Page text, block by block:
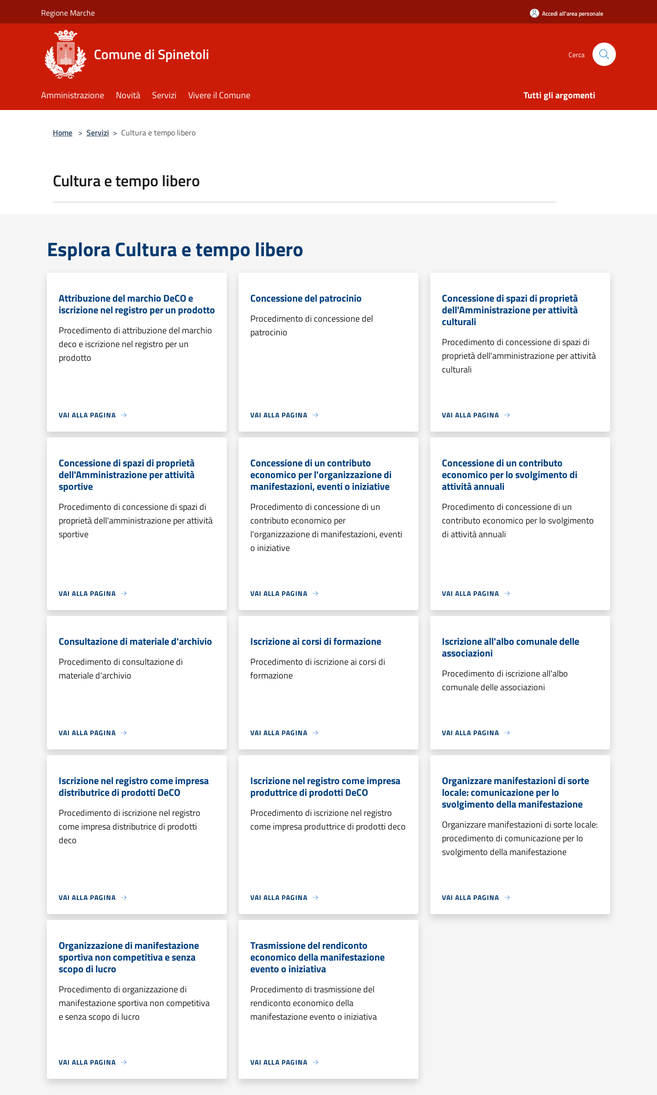
Regione Marche Accedi all'area personale
Comune di Spinetoli Cerca
Amministrazione Novità Servizi Vivere il Comune Tutti gli argomenti
Home > Servizi > Cultura e tempo libero
Cultura e tempo libero
Esplora Cultura e tempo libero
Attribuzione del marchio DeCO e
iscrizione nel registro per un prodotto
Procedimento di attribuzione del marchio
deco e iscrizione nel registro per un
prodotto
VAI ALLA PAGINA
Concessione del patrocinio
Procedimento di concessione del
patrocinio
VAI ALLA PAGINA
Concessione di spazi di proprietà
dell'Amministrazione per attività
culturali
Procedimento di concessione di spazi di
proprietà dell'amministrazione per attività
culturali
VAI ALLA PAGINA
Concessione di spazi di proprietà
dell'Amministrazione per attività
sportive
Procedimento di concessione di spazi di
proprietà dell'amministrazione per attività
sportive
VAI ALLA PAGINA
Concessione di un contributo
economico per l'organizzazione di
manifestazioni, eventi o iniziative
Procedimento di concessione di un
contributo economico per
l'organizzazione di manifestazioni, eventi
o iniziative
VAI ALLA PAGINA
Concessione di un contributo
economico per lo svolgimento di
attività annuali
Procedimento di concessione di un
contributo economico per lo svolgimento
di attività annuali
VAI ALLA PAGINA
Consultazione di materiale d'archivio
Procedimento di consultazione di
materiale d'archivio
VAI ALLA PAGINA
Iscrizione ai corsi di formazione
Procedimento di iscrizione ai corsi di
formazione
VAI ALLA PAGINA
Iscrizione all'albo comunale delle
associazioni
Procedimento di iscrizione all'albo
comunale delle associazioni
VAI ALLA PAGINA
Iscrizione nel registro come impresa
distributrice di prodotti DeCO
Procedimento di iscrizione nel registro
come impresa distributrice di prodotti
deco
VAI ALLA PAGINA
Iscrizione nel registro come impresa
produttrice di prodotti DeCO
Procedimento di iscrizione nel registro
come impresa produttrice di prodotti deco
VAI ALLA PAGINA
Organizzare manifestazioni di sorte
locale: comunicazione per lo
svolgimento della manifestazione
Organizzare manifestazioni di sorte locale:
procedimento di comunicazione per lo
svolgimento della manifestazione
VAI ALLA PAGINA
Organizzazione di manifestazione
sportiva non competitiva e senza
scopo di lucro
Procedimento di organizzazione di
manifestazione sportiva non competitiva
e senza scopo di lucro
VAI ALLA PAGINA
Trasmissione del rendiconto
economico della manifestazione
evento o iniziativa
Procedimento di trasmissione del
rendiconto economico della
manifestazione evento o iniziativa
VAI ALLA PAGINA